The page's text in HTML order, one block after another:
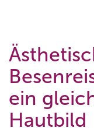
ein
Hautbild